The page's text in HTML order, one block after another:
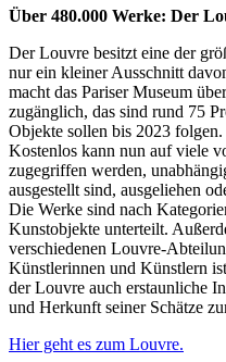
Über 480.000 Werke: Der
Der Louvre besitzt eine der
nur ein kleiner Ausschnitt
macht das Pariser Museum
zugänglich, das sind rund 75
Objekte sollen bis 2023 folgen.
Kostenlos kann nun auf viele
zugegriffen werden,
ausgestellt sind, ausgeliehen
Die Werke sind nach
Kunstobjekte unterteilt.
verschiedenen Louvre-
Künstlerinnen und Künstlern
der Louvre auch erstaunliche
und Herkunft seiner Schätze
Hier geht es zum Louvre.